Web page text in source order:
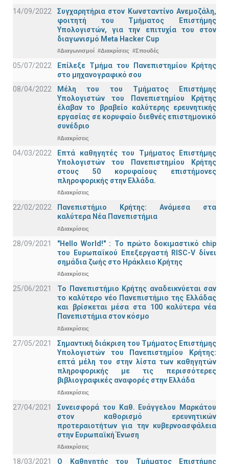
14/09/2022
Συγχαρητήρια στον Κωνσταντίνο Ανεμοζάλη,
φοιτητή του Τμήματος Επιστήμης
Υπολογιστών, για την επιτυχία του στον
διαγωνισμό Meta Hacker Cup
#Διαγωνισμοί #Διακρίσεις #Σπουδές
05/07/2022
Επίλεξε Τμήμα του Πανεπιστημίου Κρήτης
στο μηχανογραφικό σου
08/04/2022
Μέλη του του Τμήματος Επιστήμης
Υπολογιστών του Πανεπιστημίου Κρήτης
έλαβαν το βραβείο καλύτερης ερευνητικής
εργασίας σε κορυφαίο διεθνές επιστημονικό
συνέδριο
#Διακρίσεις
04/03/2022
Επτά καθηγητές του Τμήματος Επιστήμης
Υπολογιστών του Πανεπιστημίου Κρήτης
στους 50 κορυφαίους επιστήμονες
πληροφορικής στην Ελλάδα.
#Διακρίσεις
22/02/2022
Πανεπιστήμιο Κρήτης: Ανάμεσα στα
καλύτερα Νέα Πανεπιστήμια
#Διακρίσεις
28/09/2021
"Hello World!" : Το πρώτο δοκιμαστικό chip
του Ευρωπαϊκού Επεξεργαστή RISC-V δίνει
σημάδια ζωής στο Ηράκλειο Κρήτης
#Διακρίσεις
25/06/2021
Το Πανεπιστήμιο Κρήτης αναδεικνύεται σαν
το καλύτερο νέο Πανεπιστήμιο της Ελλάδας
και βρίσκεται μέσα στα 100 καλύτερα νέα
Πανεπιστήμια στον κόσμο
#Διακρίσεις
27/05/2021
Σημαντική διάκριση του Τμήματος Επιστήμης
Υπολογιστών του Πανεπιστημίου Κρήτης:
επτά μέλη του στην λίστα των καθηγητών
πληροφορικής με τις περισσότερες
βιβλιογραφικές αναφορές στην Ελλάδα
#Διακρίσεις
27/04/2021
Συνεισφορά του Καθ. Ευάγγελου Μαρκάτου
στον καθορισμό ερευνητικών
προτεραιοτήτων για την κυβερνοασφάλεια
στην Ευρωπαϊκή Ένωση
#Διακρίσεις
18/03/2021
Ο Καθηγητής του Τμήματος Επιστήμης